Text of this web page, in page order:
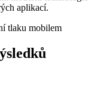
aplikací.